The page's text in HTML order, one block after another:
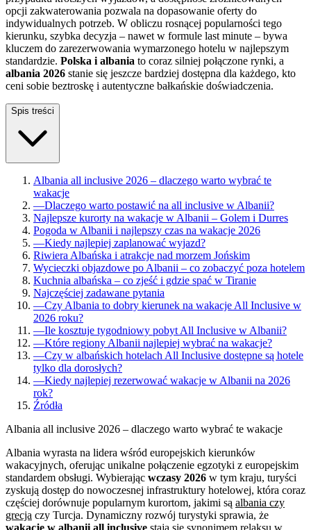
opcji zakwaterowania pozwala na dopasowanie oferty do
indywidualnych potrzeb. W obliczu rosnącej popularności tego
kierunku, szybka decyzja – nawet w formule last minute – bywa
kluczem do zarezerwowania wymarzonego hotelu w najlepszym
standardzie. Polska i albania to coraz silniej połączone rynki, a
albania 2026 stanie się jeszcze bardziej dostępna dla każdego, kto
ceni sobie beztroskę i autentyczne bałkańskie doświadczenia.
Spis treści
Albania all inclusive 2026 – dlaczego warto wybrać te
wakacje
—Dlaczego warto postawić na all inclusive w Albanii?
Najlepsze kurorty na wakacje w Albanii – Golem i Durres
Pogoda w Albanii i najlepszy czas na wakacje 2026
—Kiedy najlepiej zaplanować wyjazd?
Riwiera Albańska i atrakcje nad morzem Jońskim
Wycieczki objazdowe po Albanii – co zobaczyć poza hotelem
Kuchnia albańska – co zjeść i gdzie spać w Tiranie
Najczęściej zadawane pytania
—Czy Albania to dobry kierunek na wakacje All Inclusive w
2026 roku?
—Ile kosztuje tygodniowy pobyt All Inclusive w Albanii?
—Które regiony Albanii najlepiej wybrać na wakacje?
—Czy w albańskich hotelach All Inclusive dostępne są hotele
tylko dla dorosłych?
—Kiedy najlepiej rezerwować wakacje w Albanii na 2026
rok?
Źródła
Albania all inclusive 2026 – dlaczego warto wybrać te wakacje
Albania wyrasta na lidera wśród europejskich kierunków
wakacyjnych, oferując unikalne połączenie egzotyki z europejskim
standardem obsługi. Wybierając wczasy 2026 w tym kraju, turyści
zyskują dostęp do nowoczesnej infrastruktury hotelowej, która coraz
częściej dorównuje popularnym kurortom, jakimi są albania czy
grecja czy Turcja. Dynamiczny rozwój turystyki sprawia, że
wakacje w albanii all inclusive stają się synonimem relaksu w